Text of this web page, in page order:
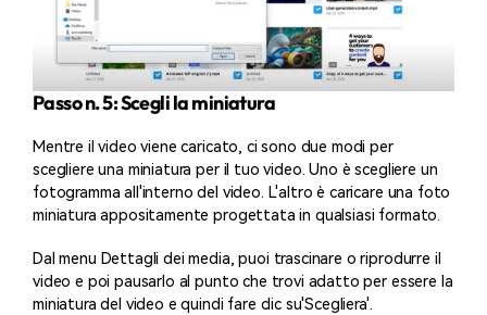
Passo n. 5: Scegli la miniatura
Mentre il video viene caricato, ci sono due modi per
scegliere una miniatura per il tuo video. Uno è scegliere un
fotogramma all'interno del video. L'altro è caricare una foto
miniatura appositamente progettata in qualsiasi formato.
Dal menu Dettagli dei media, puoi trascinare o riprodurre il
video e poi pausarlo al punto che trovi adatto per essere la
miniatura del video e quindi fare clic su'Scegliera'.